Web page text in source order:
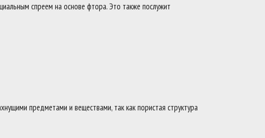
спреем на основе фтора. Это также послужит
предметами и веществами, так как пористая структура